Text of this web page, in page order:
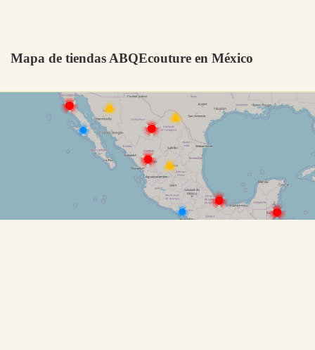
Mapa de tiendas ABQEcouture en México